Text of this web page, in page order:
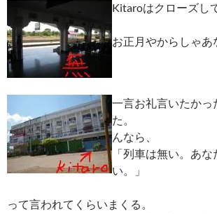
Kitaroはクローズし
お正月やからしゃ
一言お礼言いたかっ
た。
んなら、
「列車は無い。あ
い。」
って言われてくらいまくる。